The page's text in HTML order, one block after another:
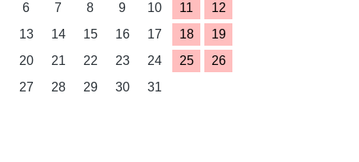
6
7 8 9 10 11
12
13
14 15 16 17 18
19
20
21 22 23 24 25
26
27
28 29 30 31